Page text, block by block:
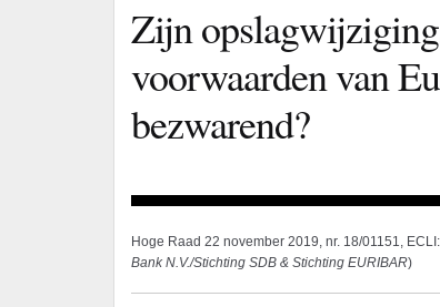
Zijn
voorwaarden van
bezwarend?
Hoge Raad 22 november 2019, nr. 18/01151,
Bank N.V./Stichting SDB & Stichting EURIBAR)